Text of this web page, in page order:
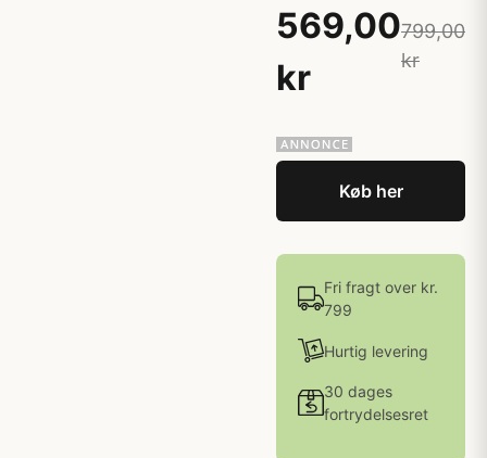
569,00
kr
799,00
kr
Køb her
Fri fragt over kr.
799
Hurtig levering
30 dages
fortrydelsesret